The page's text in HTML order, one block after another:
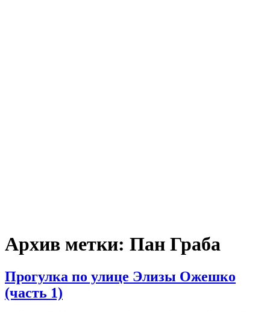
Архив метки: Пан Граба
Прогулка по улице Элизы Ожешко
(часть 1)